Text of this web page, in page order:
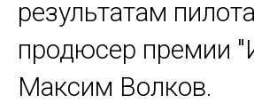
результатам
продюсер премии
Максим Волков.